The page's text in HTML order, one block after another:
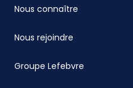
Nous connaître
Nous rejoindre
Groupe Lefebvre